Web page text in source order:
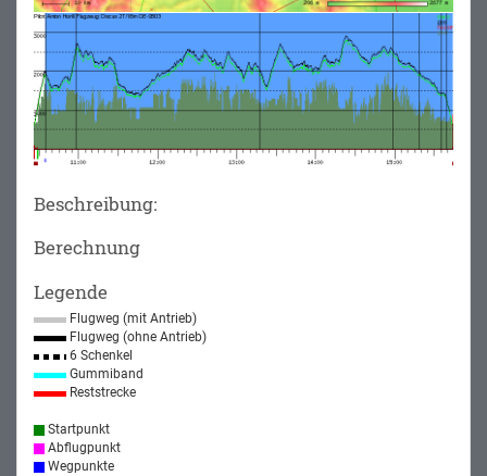
Beschreibung:
Berechnung
Legende
Flugweg (mit Antrieb)
Flugweg (ohne Antrieb)
6 Schenkel
Gummiband
Reststrecke
Startpunkt
Abflugpunkt
Wegpunkte